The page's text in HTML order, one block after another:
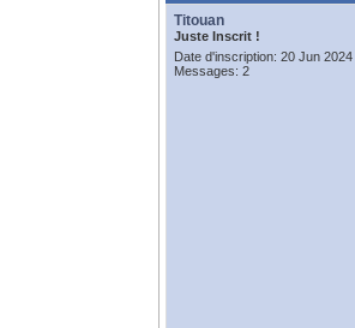
Titouan
Juste Inscrit !
Date d'inscription: 20 Jun 2024
Messages: 2